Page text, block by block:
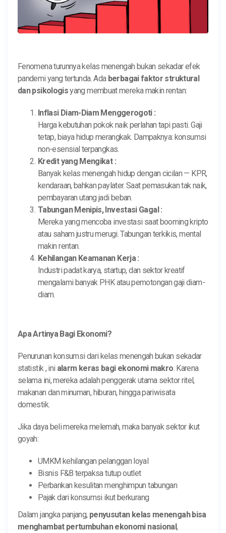
Fenomena turunnya kelas menengah bukan sekadar efek
pandemi yang tertunda. Ada berbagai faktor struktural
dan psikologisyang membuat mereka makin rentan:
Inflasi Diam-Diam Menggerogoti :
Harga kebutuhan pokok naik perlahan tapi pasti. Gaji
tetap, biaya hidup merangkak. Dampaknya: konsumsi
non-esensial terpangkas.
Kredit yang Mengikat :
Banyak kelas menengah hidup dengan cicilan — KPR,
kendaraan, bahkan paylater. Saat pemasukan tak naik,
pembayaran utang jadi beban.
Tabungan Menipis, Investasi Gagal :
Mereka yang mencoba investasi saat booming kripto
atau saham justru merugi. Tabungan terkikis, mental
makin rentan.
Kehilangan Keamanan Kerja :
Industri padat karya, startup, dan sektor kreatif
mengalami banyak PHK atau pemotongan gaji diam-
diam.
Apa Artinya Bagi Ekonomi?
Penurunan konsumsi dari kelas menengah bukan sekadar
statistik , ini alarm keras bagi ekonomi makro . Karena
selama ini, mereka adalah penggerak utama sektor ritel,
makanan dan minuman, hiburan, hingga pariwisata
domestik.
Jika daya beli mereka melemah, maka banyak sektor ikut
goyah:
UMKM kehilangan pelanggan loyal
Bisnis F&B terpaksa tutup outlet
Perbankan kesulitan menghimpun tabungan
Pajak dari konsumsi ikut berkurang
Dalam jangka panjang, penyusutan kelas menengah bisa
menghambat pertumbuhan ekonomi nasional,